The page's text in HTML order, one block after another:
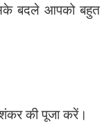
बदले आपको बहुत
शंकर की पूजा करें।